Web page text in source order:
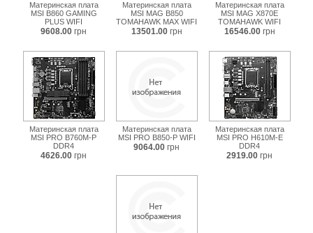
Материнская плата
MSI B860 GAMING
PLUS WIFI
9608.00 грн
Материнская плата
MSI MAG B850
TOMAHAWK MAX WIFI
13501.00 грн
Материнская плата
MSI MAG X870E
TOMAHAWK WIFI
16546.00 грн
Материнская плата
MSI PRO B760M-P
DDR4
4626.00 грн
Материнская плата
MSI PRO B850-P WIFI
9064.00 грн
Материнская плата
MSI PRO H610M-E
DDR4
2919.00 грн